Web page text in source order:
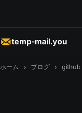
temp-mail.you
ホーム › ブログ › github